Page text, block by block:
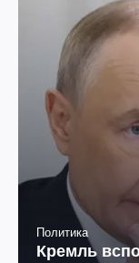
Политика
Кремль